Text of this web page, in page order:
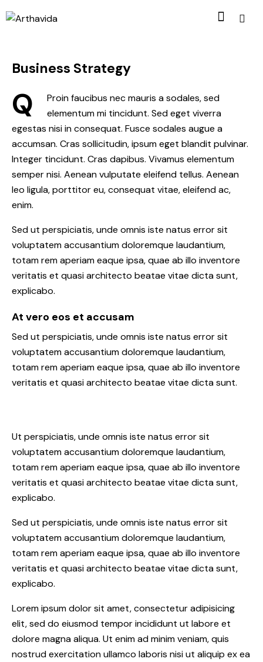
Business Strategy
Q
Proin faucibus nec mauris a sodales, sed
elementum mi tincidunt. Sed eget viverra
egestas nisi in consequat. Fusce sodales augue a
accumsan. Cras sollicitudin, ipsum eget blandit pulvinar.
Integer tincidunt. Cras dapibus. Vivamus elementum
semper nisi. Aenean vulputate eleifend tellus. Aenean
leo ligula, porttitor eu, consequat vitae, eleifend ac,
enim.
Sed ut perspiciatis, unde omnis iste natus error sit
voluptatem accusantium doloremque laudantium,
totam rem aperiam eaque ipsa, quae ab illo inventore
veritatis et quasi architecto beatae vitae dicta sunt,
explicabo.
At vero eos et accusam
Sed ut perspiciatis, unde omnis iste natus error sit
voluptatem accusantium doloremque laudantium,
totam rem aperiam eaque ipsa, quae ab illo inventore
veritatis et quasi architecto beatae vitae dicta sunt.
Ut perspiciatis, unde omnis iste natus error sit
voluptatem accusantium doloremque laudantium,
totam rem aperiam eaque ipsa, quae ab illo inventore
veritatis et quasi architecto beatae vitae dicta sunt,
explicabo.
Sed ut perspiciatis, unde omnis iste natus error sit
voluptatem accusantium doloremque laudantium,
totam rem aperiam eaque ipsa, quae ab illo inventore
veritatis et quasi architecto beatae vitae dicta sunt,
explicabo.
Lorem ipsum dolor sit amet, consectetur adipisicing
elit, sed do eiusmod tempor incididunt ut labore et
dolore magna aliqua. Ut enim ad minim veniam, quis
nostrud exercitation ullamco laboris nisi ut aliquip ex ea